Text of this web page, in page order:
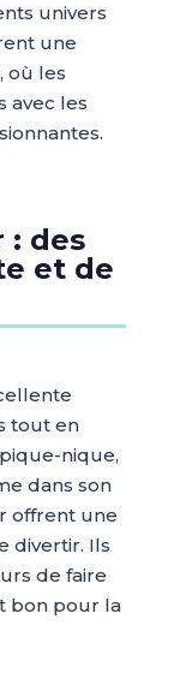
univers
une
où les
avec les
: des
et de
tout en
nique,
dans son
offrent une
divertir. Ils
de faire
bon pour la